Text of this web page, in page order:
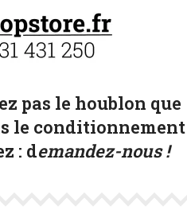
pas le houblon que
le conditionnement
: demandez-nous !